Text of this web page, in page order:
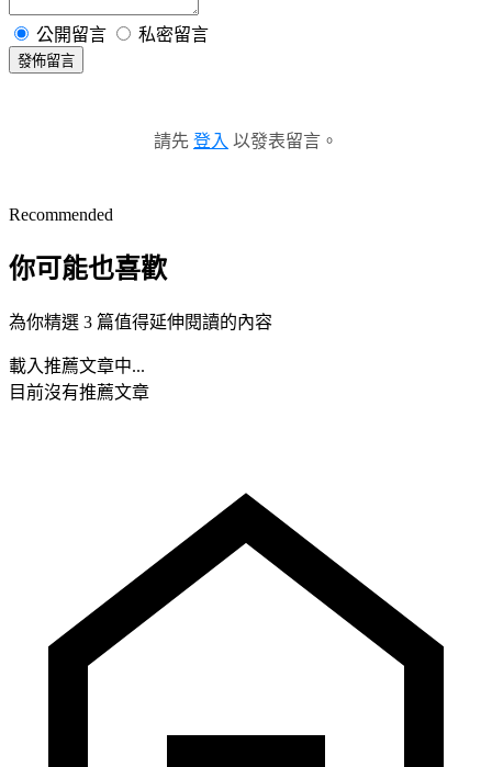
公開留言 私密留言
發佈留言
請先 登入 以發表留言。
Recommended
你可能也喜歡
為你精選 3 篇值得延伸閱讀的內容
載入推薦文章中...
目前沒有推薦文章